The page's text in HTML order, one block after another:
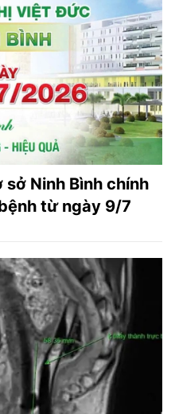
Ninh Bình chính
từ ngày 9/7